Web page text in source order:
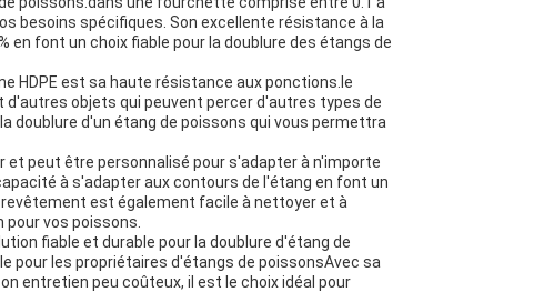
besoins spécifiques. Son excellente résistance à la
en font un choix fiable pour la doublure des étangs de
HDPE est sa haute résistance aux ponctions.le
objets qui peuvent percer d'autres types de
doublure d'un étang de poissons qui vous permettra
et peut être personnalisé pour s'adapter à n'importe
à s'adapter aux contours de l'étang en font un
est également facile à nettoyer et à
vos poissons.
fiable et durable pour la doublure d'étang de
pour les propriétaires d'étangs de poissonsAvec sa
entretien peu coûteux, il est le choix idéal pour